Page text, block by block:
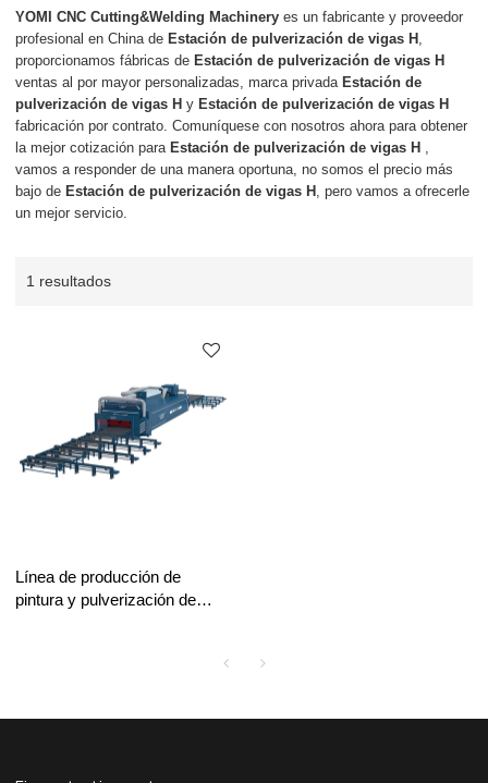
YOMI CNC Cutting&Welding Machinery es un fabricante y proveedor
profesional en China de Estación de pulverización de vigas H
proporcionamos fábricas de Estación de pulverización de vigas H
ventas al por mayor personalizadas, marca privada Estación de
pulverización de vigas H y Estación de pulverización de vigas H
fabricación por contrato. Comuníquese con nosotros ahora para obtener
la mejor cotización para Estación de pulverización de vigas H
vamos a responder de una manera oportuna, no somos el precio más
bajo de Estación de pulverización de vigas H
, pero vamos a ofrecerle
un mejor servicio.
1 resultados
Línea de producción de
pintura y pulverización de